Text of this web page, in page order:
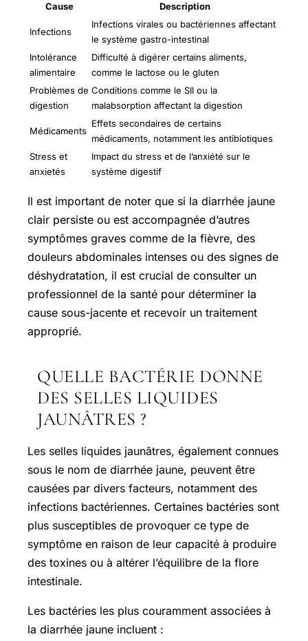
Cause Description
Infections
Infections virales ou bactériennes affectant
le système gastro-intestinal
Intolérance
alimentaire
Difficulté à digérer certains aliments,
comme le lactose ou le gluten
Problèmes de
digestion
Conditions comme le SII ou la
malabsorption affectant la digestion
Médicaments
Effets secondaires de certains
médicaments, notamment les antibiotiques
Stress et
anxietés
Impact du stress et de l’anxiété sur le
système digestif
Il est important de noter que si la diarrhée jaune
clair persiste ou est accompagnée d’autres
symptômes graves comme de la fièvre, des
douleurs abdominales intenses ou des signes de
déshydratation, il est crucial de consulter un
professionnel de la santé pour déterminer la
cause sous-jacente et recevoir un traitement
approprié.
QUELLE BACTÉRIE DONNE
DES SELLES LIQUIDES
JAUNÂTRES ?
Les selles liquides jaunâtres, également connues
sous le nom de diarrhée jaune, peuvent être
causées par divers facteurs, notamment des
infections bactériennes. Certaines bactéries sont
plus susceptibles de provoquer ce type de
symptôme en raison de leur capacité à produire
des toxines ou à altérer l’équilibre de la flore
intestinale.
Les bactéries les plus couramment associées à
la diarrhée jaune incluent :